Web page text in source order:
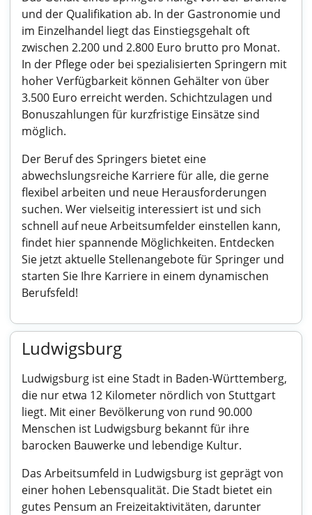
und der Qualifikation ab. In der Gastronomie und
im Einzelhandel liegt das Einstiegsgehalt oft
zwischen 2.200 und 2.800 Euro brutto pro Monat.
In der Pflege oder bei spezialisierten Springern mit
hoher Verfügbarkeit können Gehälter von über
3.500 Euro erreicht werden. Schichtzulagen und
Bonuszahlungen für kurzfristige Einsätze sind
möglich.
Der Beruf des Springers bietet eine
abwechslungsreiche Karriere für alle, die gerne
flexibel arbeiten und neue Herausforderungen
suchen. Wer vielseitig interessiert ist und sich
schnell auf neue Arbeitsumfelder einstellen kann,
findet hier spannende Möglichkeiten. Entdecken
Sie jetzt aktuelle Stellenangebote für Springer und
starten Sie Ihre Karriere in einem dynamischen
Berufsfeld!
Ludwigsburg
Ludwigsburg ist eine Stadt in Baden-Württemberg,
die nur etwa 12 Kilometer nördlich von Stuttgart
liegt. Mit einer Bevölkerung von rund 90.000
Menschen ist Ludwigsburg bekannt für ihre
barocken Bauwerke und lebendige Kultur.
Das Arbeitsumfeld in Ludwigsburg ist geprägt von
einer hohen Lebensqualität. Die Stadt bietet ein
gutes Pensum an Freizeitaktivitäten, darunter